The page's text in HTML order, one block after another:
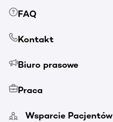
FAQ
Kontakt
Biuro prasowe
Praca
Wsparcie Pacjentów